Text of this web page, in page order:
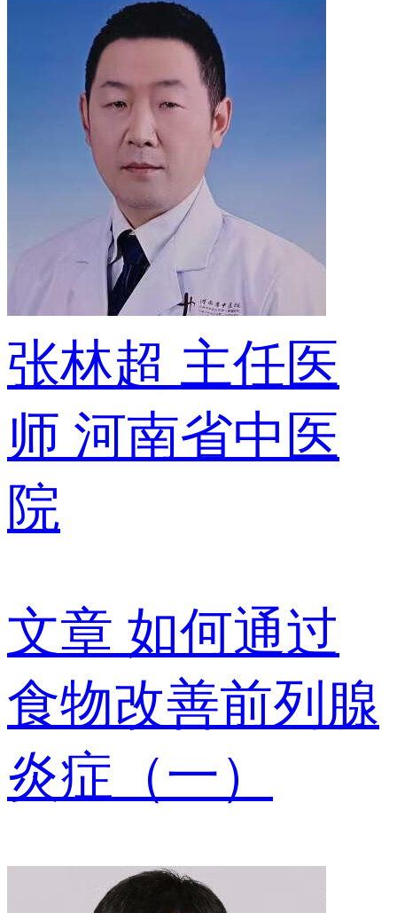
张林超 主任医
师 河南省中医
院
文章 如何通过
食物改善前列腺
炎症（一）